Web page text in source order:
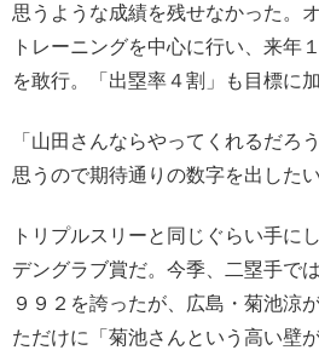
思うような成績を残せなかった。
トレーニングを中心に行い、来年
を敢行。「出塁率４割」も目標に
「山田さんならやってくれるだろ
思うので期待通りの数字を出したい
トリプルスリーと同じぐらい手に
デングラブ賞だ。今季、二塁手で
９９２を誇ったが、広島・菊池涼
ただけに「菊池さんという高い壁